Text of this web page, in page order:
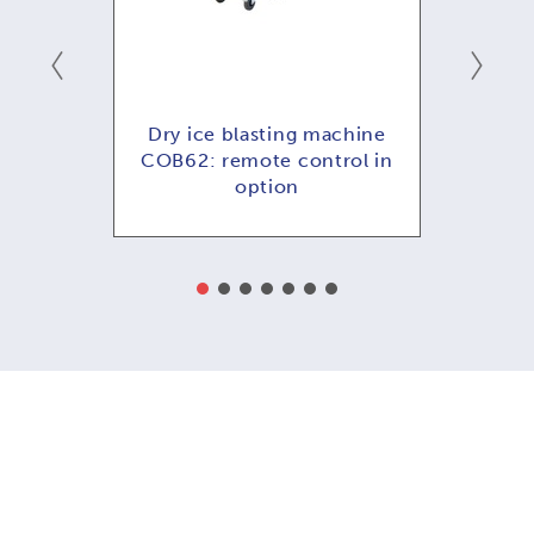
Dry ice blasting machine
COB62: remote control in
option